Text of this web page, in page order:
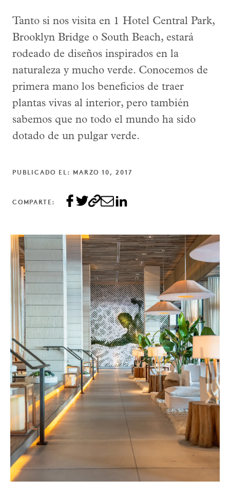
Tanto si nos visita en 1 Hotel Central Park,
Brooklyn Bridge o South Beach, estará
rodeado de diseños inspirados en la
naturaleza y mucho verde. Conocemos de
primera mano los beneficios de traer
plantas vivas al interior, pero también
sabemos que no todo el mundo ha sido
dotado de un pulgar verde.
PUBLICADO EL: MARZO 10, 2017
COMPARTE: